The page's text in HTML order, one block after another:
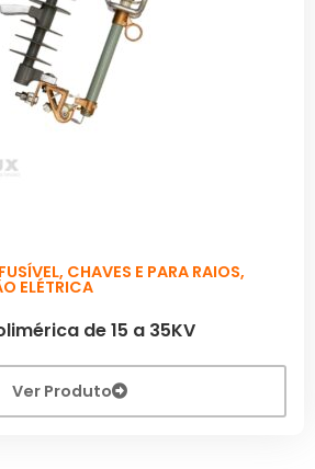
, CHAVES E PARA RAIOS,
ELÉTRICA
de 15 a 35KV
Ver Produto